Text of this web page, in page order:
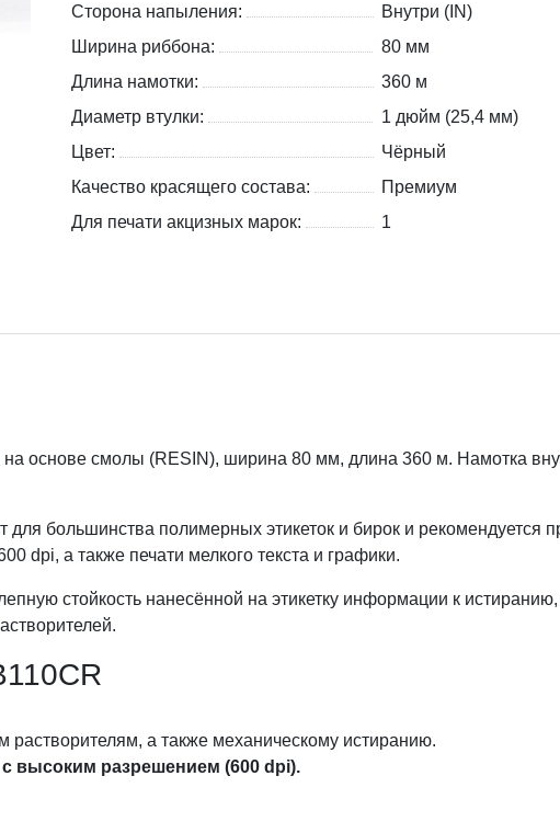
Сторона напыления:
Внутри (IN)
Ширина риббона:
80 мм
Длина намотки:
360 м
Диаметр втулки:
1 дюйм (25,4 мм)
Цвет:
Чёрный
Качество красящего состава:
Премиум
Для печати акцизных марок:
1
основе смолы (RESIN), ширина 80 мм, длина 360 м. Намотка
для большинства полимерных этикеток и бирок и рекомендуется
dpi, а также печати мелкого текста и графики.
стойкость нанесённой на этикетку информации к
а также механическому истиранию.
высоким разрешением (600 dpi).